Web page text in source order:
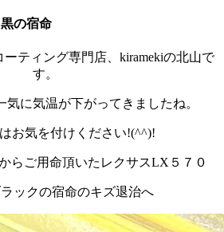
の宿命
ティング専門店、kiramekiの北山で
す。
気に気温が下がってきましたね。
お気を付けください!(^^)!
らご用命頂いたレクサスLX５７０
ックの宿命のキズ退治へ